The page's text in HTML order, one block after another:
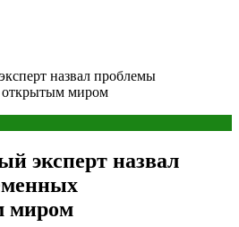
назвал проблемы
открытым миром
эксперт назвал
миром